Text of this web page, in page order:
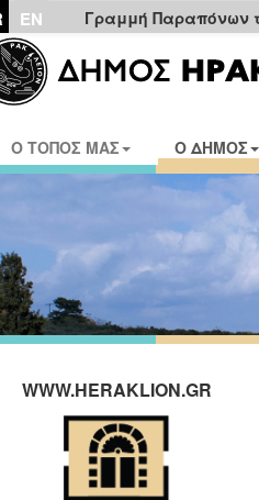
EN Γραμμή Παραπόνων
Ο ΤΟΠΟΣ ΜΑΣ Ο ΔΗΜΟΣ
WWW.HERAKLION.GR